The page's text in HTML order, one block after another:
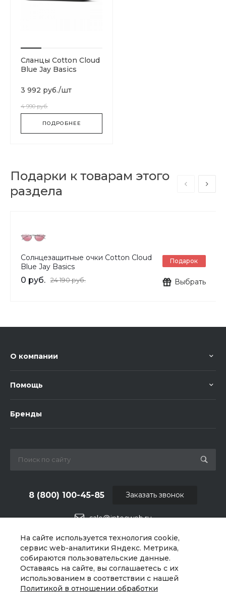
На сайте используется технология cookie,
сервис web-аналитики Яндекс. Метрика,
собираются пользовательские данные.
Оставаясь на сайте, вы соглашаетесь с их
использованием в соответствии с нашей
Политикой в отношении обработки
Сланцы Cotton Cloud
Blue Jay Basics
3 992 руб./шт
4 990 руб.
ПОДРОБНЕЕ
Подарки к товарам этого
раздела
Солнцезащитные очки Cotton Cloud
Blue Jay Basics
0 руб. 24 190 руб.
Подарок
Выбрать
О компании
Помощь
Бренды
sale@intecweb.ru
8 (800) 100-45-85
г. Челябинск, ул.Свободы, д.93, оф. 6
Заказать звонок